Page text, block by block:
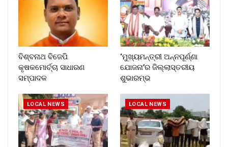
ବିଶ୍ବନାଥ ବିଜେପି
କୃଷକମୋର୍ଚ୍ଚା ସାଧାରଣ
ସମ୍ପାଦକ
‘ମୁଖ୍ୟମନ୍ତ୍ରୀ ଅନ୍ନପୂର୍ଣ୍ଣା
ଯୋଜନା’ର ଜିଲ୍ଲାସ୍ତରୀୟ
ଶୁଭାରମ୍ଭ
LOCAL NEWS LOCAL NEWS